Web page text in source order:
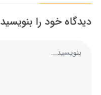
دیدگاه خود را بنویسید